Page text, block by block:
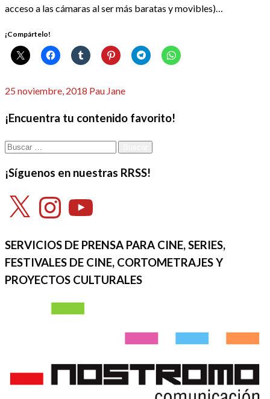
acceso a las cámaras al ser más baratas y movibles)…
¡Compártelo!
Publicado
25 noviembre, 2018 Pau Jane
¡Encuentra tu contenido favorito!
Buscar:
¡Síguenos en nuestras RRSS!
X InstagramYouTube
SERVICIOS DE PRENSA PARA CINE, SERIES,
FESTIVALES DE CINE, CORTOMETRAJES Y
PROYECTOS CULTURALES